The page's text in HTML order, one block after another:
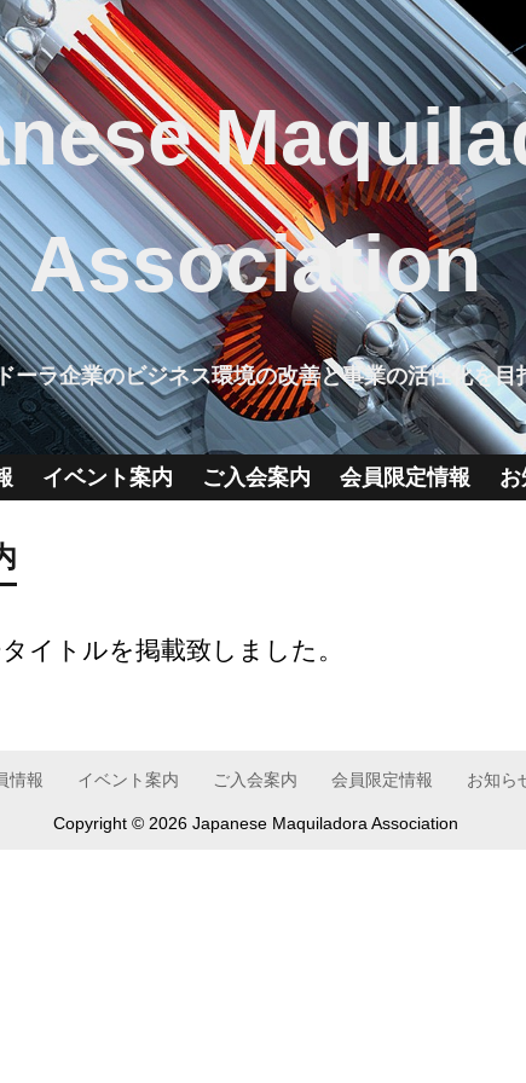
Association
ーラ企業のビジネス環境の改善と事業の活性化を目
イベント案内 ご入会案内 会員限定情報
イトルを掲載致しました。
情報 イベント案内 ご入会案内 会員限定情報 お知ら
Copyright © 2026 Japanese Maquiladora Association